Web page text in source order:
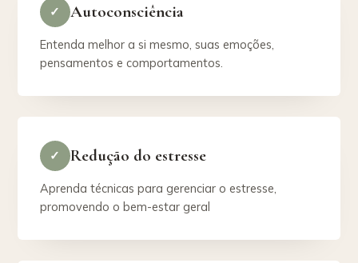
✓ Autoconsciência
Entenda melhor a si mesmo, suas emoções,
pensamentos e comportamentos.
✓ Redução do estresse
Aprenda técnicas para gerenciar o estresse,
promovendo o bem-estar geral